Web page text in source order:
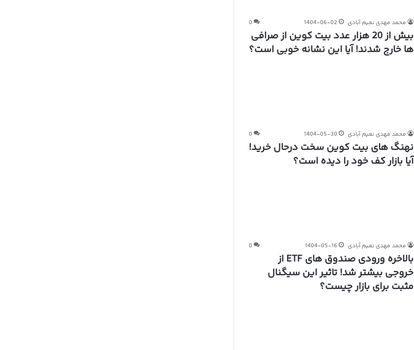
محمد مهدی نعیم آبادی 1404-06-02
0
بیش از 20 هزار عدد بیت کوین از صرافی
ها خارج شدند! آیا این نشانه خوبی است؟
محمد مهدی نعیم آبادی 1404-05-30
0
نهنگ های بیت کوین سخت درحال خرید!
آیا بازار کف خود را دیده است؟
محمد مهدی نعیم آبادی 1404-05-16
0
بالاخره ورودی صندوق های ETF از
خروجی بیشتر شد! تاثیر این سیگنال
مثبت برای بازار چیست؟